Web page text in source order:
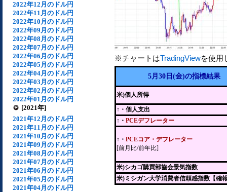
2022年12月のドル円
2022年11月のドル円
2022年10月のドル円
2022年09月のドル円
2022年08月のドル円
2022年07月のドル円
2022年06月のドル円
2022年05月のドル円
2022年04月のドル円
2022年03月のドル円
2022年02月のドル円
2022年01月のドル円
[2021年]
2021年12月のドル円
2021年11月のドル円
2021年10月のドル円
2021年09月のドル円
2021年08月のドル円
2021年07月のドル円
2021年06月のドル円
2021年05月のドル円
2021年04月のドル円
※チャートはTradingViewを使用
5月30日(金)の指標結果
米)個人所得
↑・個人支出
↑・ PCEデフレーター
↑・ PCEコア・デフレーター
[前月比/前年比]
米)シカゴ購買部協会景気指数
米)ミシガン大学消費者信頼感指数【確